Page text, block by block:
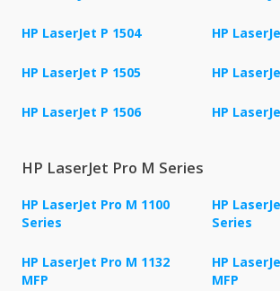
HP LaserJet P 1504 HP
HP LaserJet P 1505 HP
HP LaserJet P 1506 HP
HP LaserJet Pro M Series
HP LaserJet Pro M 1100
Series
HP
Series
HP LaserJet Pro M 1132
MFP
HP
MFP